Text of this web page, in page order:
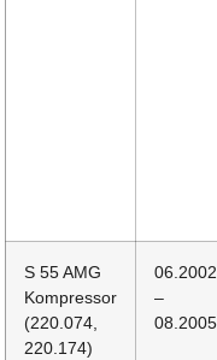
S 55 AMG
Kompressor
(220.074,
220.174)
06.2002
–
08.2005